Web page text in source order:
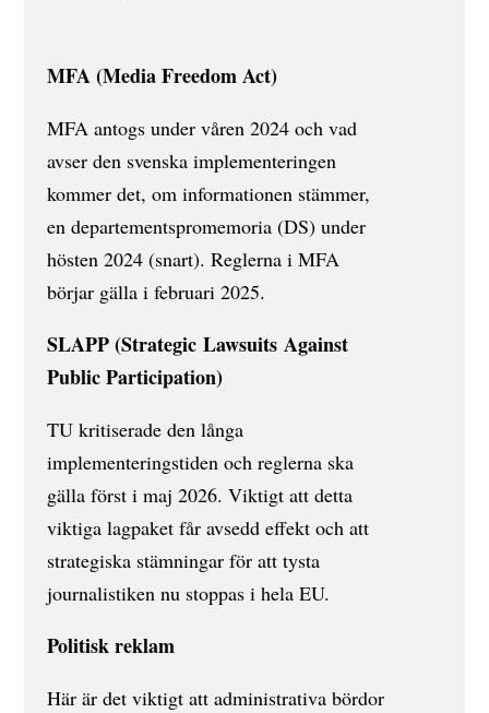
MFA (Media Freedom Act)
MFA antogs under våren 2024 och vad
avser den svenska implementeringen
kommer det, om informationen stämmer,
en departementspromemoria (DS) under
hösten 2024 (snart). Reglerna i MFA
börjar gälla i februari 2025.
SLAPP (Strategic Lawsuits Against
Public Participation)
TU kritiserade den långa
implementeringstiden och reglerna ska
gälla först i maj 2026. Viktigt att detta
viktiga lagpaket får avsedd effekt och att
strategiska stämningar för att tysta
journalistiken nu stoppas i hela EU.
Politisk reklam
Här är det viktigt att administrativa bördor